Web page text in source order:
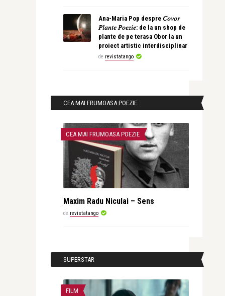
Ana-Maria Pop despre 𝐶𝑜𝑣𝑜𝑟
𝑃𝑙𝑎𝑛𝑡𝑒 𝑃𝑜𝑒𝑧𝑖𝑒: de la un shop de
plante de pe terasa Obor la un
proiect artistic interdisciplinar
de revistatango
CEA MAI FRUMOASA POEZIE
CEA MAI FRUMOASA POEZIE
Maxim Radu Niculai – Sens
de revistatango
SUPERSTAR
FILM